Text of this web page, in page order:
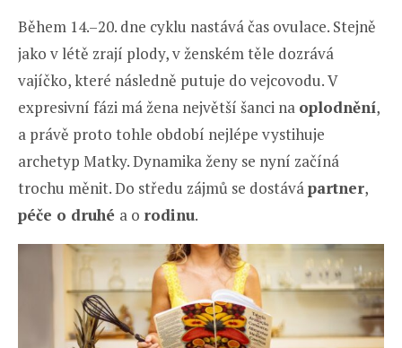
Během 14.–20. dne cyklu nastává čas ovulace. Stejně
jako v létě zrají plody, v ženském těle dozrává
vajíčko, které následně putuje do vejcovodu. V
expresivní fázi má žena největší šanci na oplodnění,
a právě proto tohle období nejlépe vystihuje
archetyp Matky. Dynamika ženy se nyní začíná
trochu měnit. Do středu zájmů se dostávápartner,
péče o druhé a o rodinu.